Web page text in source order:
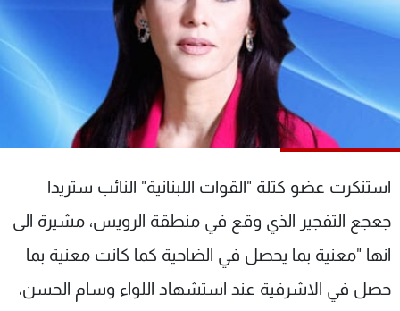
استنكرت عضو كتلة "القوات اللبنانية" النائب ستريدا
جعجع التفجير الذي وقع في منطقة الرويس، مشيرة الى
انها "معنية بما يحصل في الضاحية كما كانت معنية بما
حصل في الاشرفية عند استشهاد اللواء وسام الحسن،
كأس العالم
البرامج
جدول البرامج
شاهد البرامج
عن MTV
الإنـتـاج
وظائف
تواصل معنا
شروط الإسـتخدام
سياسة الخصوصية